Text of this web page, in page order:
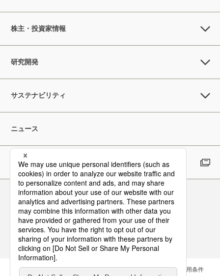
株主・投資家情報
研究開発
サステナビリティ
ニュース
採用情報
Follow Us
お問い合わせ サイトマップ メールマガジン ご利用条件